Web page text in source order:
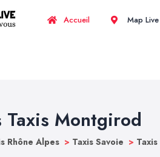
Accueil Map Live
Taxis Montgirod
Rhône Alpes > Taxis Savoie >